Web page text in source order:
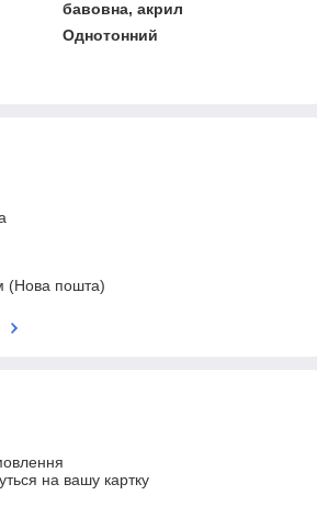
бавовна, акрил
Однотонний
(Нова пошта)
на вашу картку